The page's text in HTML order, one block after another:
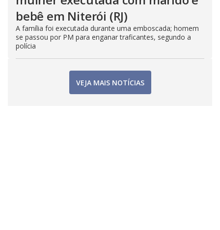
bebê em Niterói (RJ)
A família foi executada durante uma emboscada; homem
se passou por PM para enganar traficantes, segundo a
polícia
VEJA MAIS NOTÍCIAS